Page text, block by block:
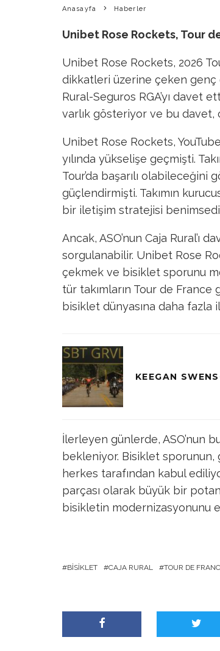
Anasayfa Haberler
Unibet Rose Rockets, Tour
Unibet Rose Rockets, 2026
dikkatleri üzerine çeken genç
Rural-Seguros RGA’yı davet
varlık gösteriyor ve bu
Unibet Rose Rockets,
yılında yükselişe geçmişti.
Tour’da başarılı
güçlendirmişti. Takımın
bir iletişim stratejisi
Ancak, ASO’nun Caja Rural’ı
sorgulanabilir. Unibet Rose
çekmek ve bisiklet sporunu
tür takımların Tour de
bisiklet dünyasına daha fazla
KEEGAN
İlerleyen günlerde, ASO’nun
bekleniyor. Bisiklet
herkes tarafından kabul
parçası olarak büyük bir
bisikletin modernizasyonunu
BISIKLET CAJA RURAL TOUR DE